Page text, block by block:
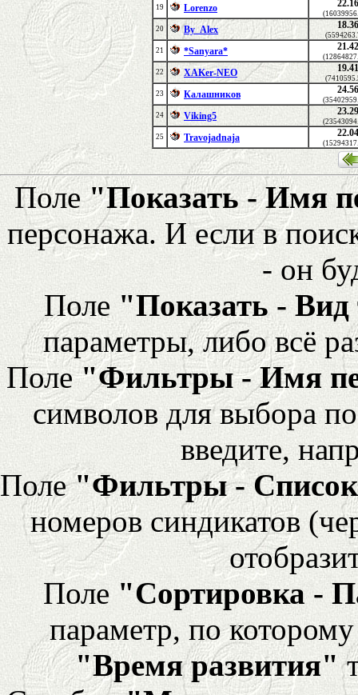
19
Lorenzo
20
By_Alex
21
*Sanyara*
22
XAKer-NEO
23
Калашников
24
Viking5
25
Travojadnaja
Поле"Показать - Имя
персонажа. И если в
- он
Поле "Показать -
параметры, либо всё
Поле"Фильтры - Имя
символов для выбора
введите,
Поле"Фильтры - Список
номеров синдикатов
Поле "Сортировка -
параметр, по
"Время развития"